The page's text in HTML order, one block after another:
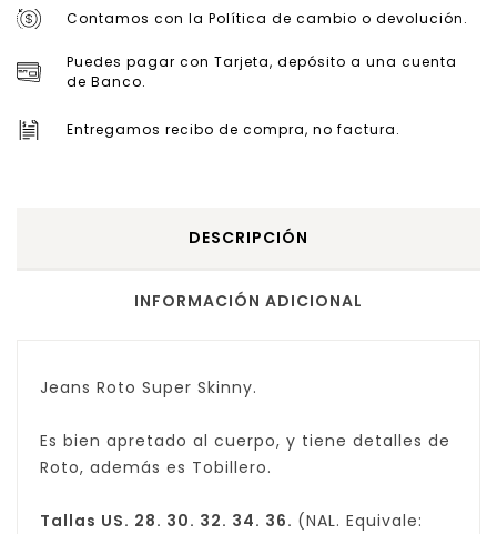
Contamos con la Política de cambio o devolución.
Puedes pagar con Tarjeta, depósito a una cuenta
de Banco.
Entregamos recibo de compra, no factura.
DESCRIPCIÓN
INFORMACIÓN ADICIONAL
Jeans Roto Super Skinny.
Es bien apretado al cuerpo, y tiene detalles de
Roto, además es Tobillero.
Tallas US. 28. 30. 32. 34. 36. (NAL. Equivale: